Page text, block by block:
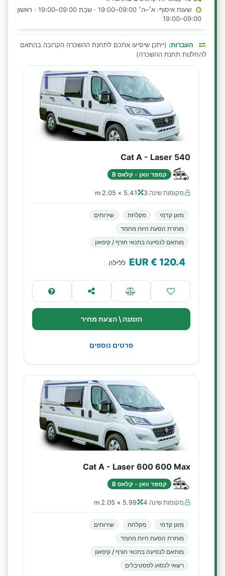
שעות איסוף: א׳–ה׳ 09:00–19:00 · שבת 09:00–19:00 · ראשון
09:00–19:00
העברות: (ייתכן שיסיעו אתכם לתחנת ההשכרה הקרובה בהתאם
להחלטת תחנת ההשכרה)
Cat A - Laser 540
קמפר וואן - קלאס B
מקומות שינה 3 5.41 × 2.05 m
מזגן קדמי מקלחת
שירותים
מותרת הסעת חיות מחמד
מותאם לנסיעה בתנאי חורף / קיפאון
120.4
€ EUR ללילה
הזמנה \ הצעת מחיר
פרטים נוספים
Cat A - Laser 600 600 Max
קמפר וואן - קלאס B
מקומות שינה 4 5.99 × 2.05 m
מזגן קדמי מקלחת
שירותים
מותרת הסעת חיות מחמד
מותאם לנסיעה בתנאי חורף / קיפאון
רשאי לנסוע לפסטיבלים